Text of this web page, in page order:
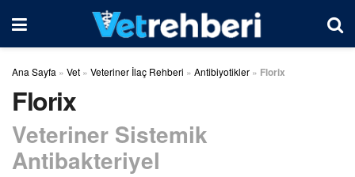
Ana Sayfa » Vet » Veteriner İlaç Rehberi » Antibiyotikler » Florix
Florix
Veteriner Sistemik
Antibakteriyel